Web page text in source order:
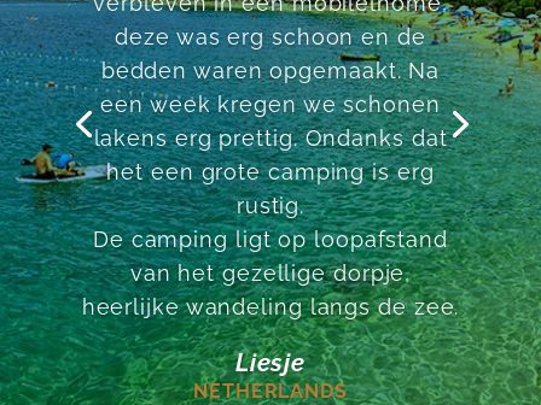
restaurantjes. Grote camping
maar dit merk je niet. Aanrader,
voor ons inmiddels 6e jaar en
niets op aan te merken. Zowel de
mobilhomes als de camping zijn
een aanrader.
eek86
NETHERLANDS